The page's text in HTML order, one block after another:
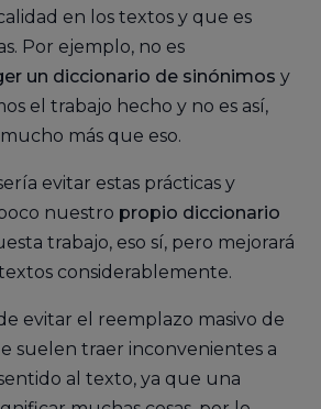
en los textos y que es
Por ejemplo, no es
un diccionario de sinónimos y
el trabajo hecho y no es así,
más que eso.
evitar estas prácticas y
nuestro propio diccionario
trabajo, eso sí, pero mejorará
considerablemente.
evitar el reemplazo masivo de
suelen traer inconvenientes a
al texto, ya que una